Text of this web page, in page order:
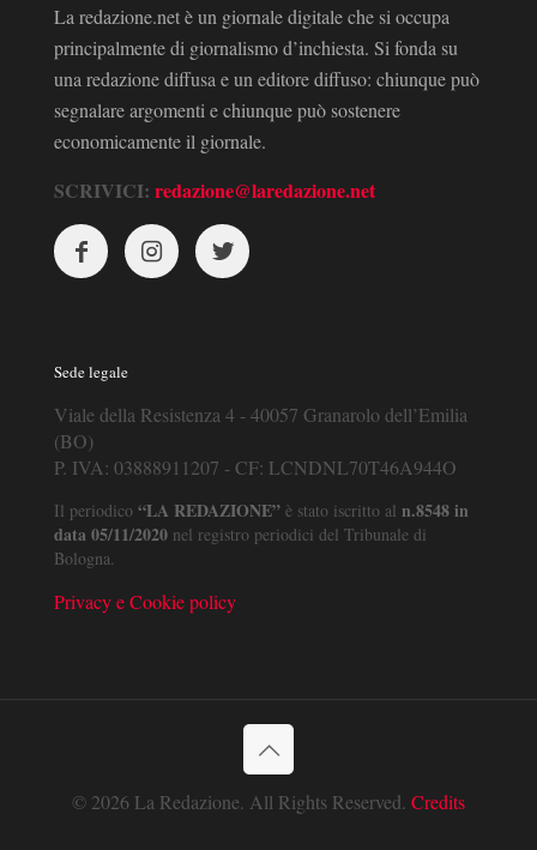
La redazione.net è un giornale digitale che si occupa
principalmente di giornalismo d’inchiesta. Si fonda su
una redazione diffusa e un editore diffuso: chiunque può
segnalare argomenti e chiunque può sostenere
economicamente il giornale.
SCRIVICI: redazione@laredazione.net
Sede legale
Viale della Resistenza 4 - 40057 Granarolo dell’Emilia
(BO)
P. IVA: 03888911207 - CF: LCNDNL70T46A944O
Il periodico “LA REDAZIONE” è stato iscritto al n.8548 in
data 05/11/2020 nel registro periodici del Tribunale di
Bologna.
Privacy e Cookie policy
© 2026 La Redazione. All Rights Reserved. Credits